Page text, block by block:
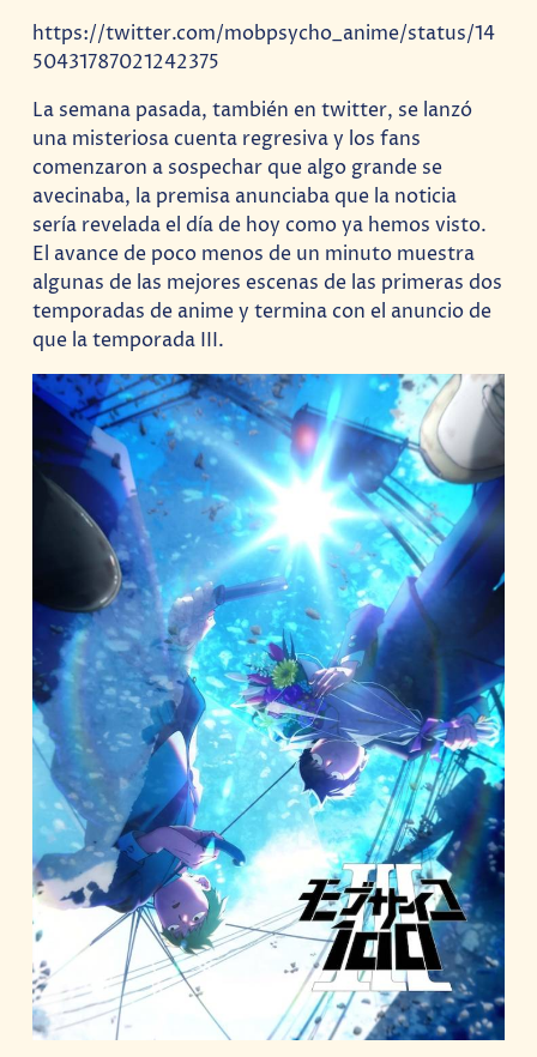
https://twitter.com/mobpsycho_anime/status/14
50431787021242375
La semana pasada, también en twitter, se lanzó
una misteriosa cuenta regresiva y los fans
comenzaron a sospechar que algo grande se
avecinaba, la premisa anunciaba que la noticia
sería revelada el día de hoy como ya hemos visto.
El avance de poco menos de un minuto muestra
algunas de las mejores escenas de las primeras dos
temporadas de anime y termina con el anuncio de
que la temporada III.